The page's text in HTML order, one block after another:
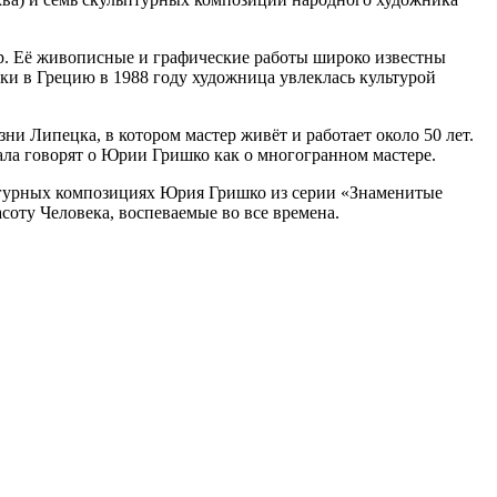
Её живописные и графические работы широко известны
в Грецию в 1988 году художница увлеклась культурой
Липецка, в котором мастер живёт и работает около 50 лет.
говорят о Юрии Гришко как о многогранном мастере.
композициях Юрия Гришко из серии «Знаменитые
Человека, воспеваемые во все времена.